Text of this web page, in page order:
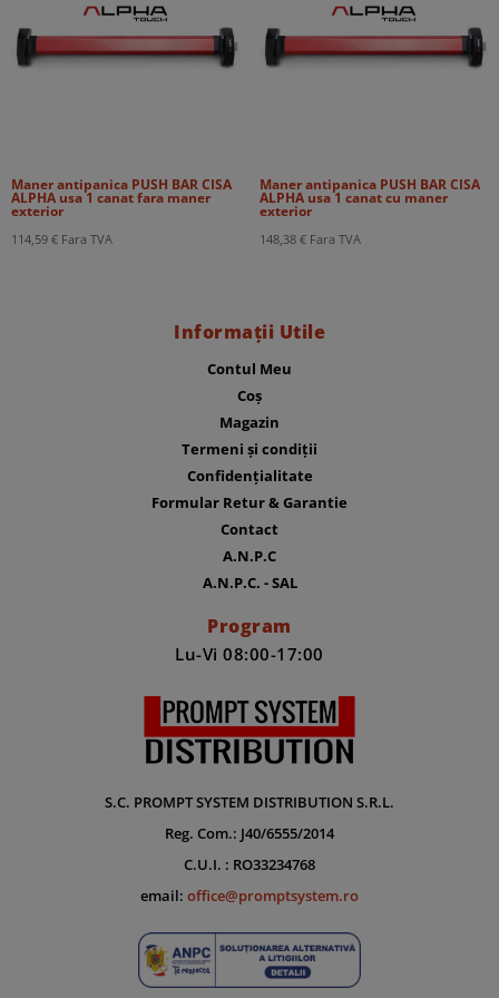
Maner antipanica PUSH BAR CISA
ALPHA usa 1 canat fara maner
exterior
114,59 € Fara TVA
Maner antipanica PUSH BAR CISA
ALPHA usa 1 canat cu maner
exterior
148,38 € Fara TVA
Informații Utile
Contul Meu
Coș
Magazin
Termeni și condiții
Confidențialitate
Formular Retur & Garantie
Contact
A.N.P.C
A.N.P.C. - SAL
Program
Lu-Vi 08:00-17:00
S.C. PROMPT SYSTEM DISTRIBUTION S.R.L.
Reg. Com.: J40/6555/2014
C.U.I. : RO33234768
email: office@promptsystem.ro